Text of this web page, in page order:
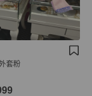
套粉